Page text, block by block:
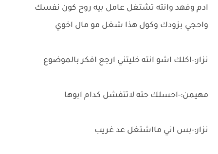
ادم وفهد وانته تشتغل عامل بيه روح كون نفسك
واحجي بزودك وكول هذا شغل مو مال اخوي
نزار:-اكلك اشو انته خليتني ارجع افكر بالموضوع
مهيمن:-احسلك حته لاتتفشل كدام ابوها
نزار:-بس اني مااشتغل عد غريب